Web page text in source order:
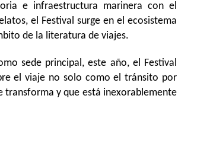
e infraestructura marinera con el
el Festival surge en el ecosistema
de la literatura de viajes.
sede principal, este año, el Festival
el viaje no solo como el tránsito por
transforma y que está inexorablemente